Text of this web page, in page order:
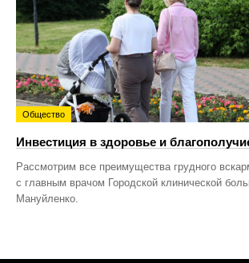
Общество
Инвестиция в здоровье и
Рассмотрим все преимущества грудного
с главным врачом Городской клинической
Мануйленко.